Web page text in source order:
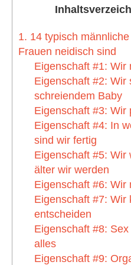
1. 14 typisch
Frauen neidisch sind
Eigenschaft #1: Wir
Eigenschaft #2: Wir
schreiendem Baby
Eigenschaft #3: Wir
Eigenschaft #4: In
sind wir fertig
Eigenschaft #5: Wir
älter wir werden
Eigenschaft #6: Wir
Eigenschaft #7: Wir
entscheiden
Eigenschaft #8:
alles
Eigenschaft #9: